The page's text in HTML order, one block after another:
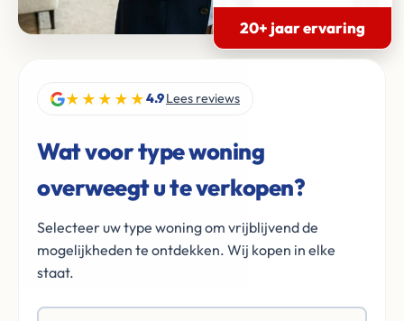
20+ jaar ervaring
★★★★★4.9Lees reviews
Wat voor type woning
overweegt u te verkopen?
Selecteer uw type woning om vrijblijvend de
mogelijkheden te ontdekken. Wij kopen in elke
staat.